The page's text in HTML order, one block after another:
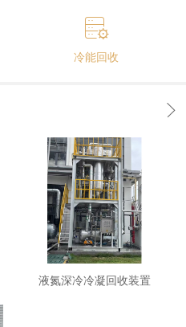
冷能回收
液氮深冷冷凝回收装置